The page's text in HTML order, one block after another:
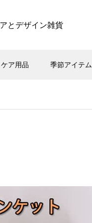
とデザイン雑貨
ケア用品 季節アイテム